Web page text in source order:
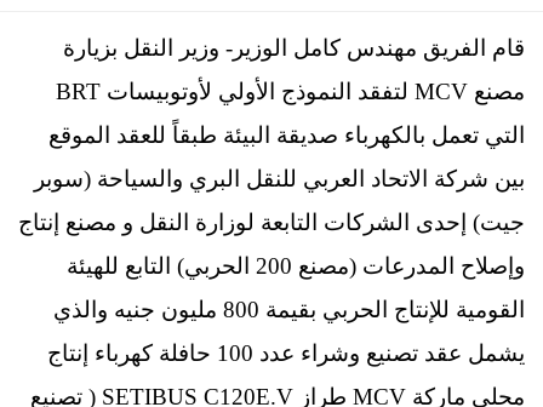
قام الفريق مهندس كامل الوزير- وزير النقل بزيارة
مصنع MCV لتفقد النموذج الأولي لأوتوبيسات BRT
التي تعمل بالكهرباء صديقة البيئة طبقاً للعقد الموقع
بين شركة الاتحاد العربي للنقل البري والسياحة (سوبر
جيت) إحدى الشركات التابعة لوزارة النقل و مصنع إنتاج
وإصلاح المدرعات (مصنع 200 الحربي) التابع للهيئة
القومية للإنتاج الحربي بقيمة 800 مليون جنيه والذي
يشمل عقد تصنيع وشراء عدد 100 حافلة كهرباء إنتاج
محلي ماركة MCV طراز SETIBUS C120E.V ( تصنيع